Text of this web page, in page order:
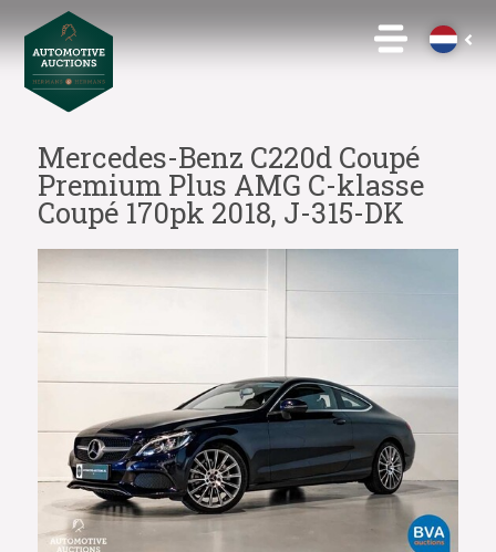
Mercedes-Benz C220d Coupé
Premium Plus AMG C-klasse
Coupé 170pk 2018, J-315-DK